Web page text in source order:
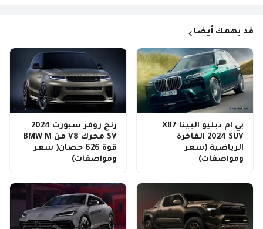
قد يهمك أيضا
بي ام دبليو البينا XB7
2024 SUV الفاخرة
الرياضية (سعر
ومواصفات)
رنج روفر سبورت 2024
SV محرك V8 من BMW M
قوة 626 حصان( سعر
ومواصفات)